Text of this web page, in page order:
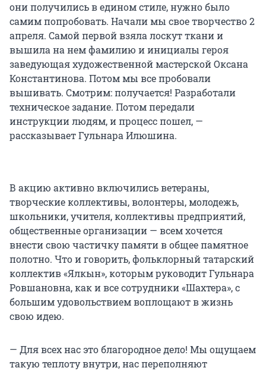
они получились в едином стиле, нужно было
самим попробовать. Начали мы свое творчество 2
апреля. Самой первой взяла лоскут ткани и
вышила на нем фамилию и инициалы героя
заведующая художественной мастерской Оксана
Константинова. Потом мы все пробовали
вышивать. Смотрим: получается! Разработали
техническое задание. Потом передали
инструкции людям, и процесс пошел, —
рассказывает Гульнара Илюшина.
В акцию активно включились ветераны,
творческие коллективы, волонтеры, молодежь,
школьники, учителя, коллективы предприятий,
общественные организации — всем хочется
внести свою частичку памяти в общее памятное
полотно. Что и говорить, фольклорный татарский
коллектив «Ялкын», которым руководит Гульнара
Ровшановна, как и все сотрудники «Шахтера», с
большим удовольствием воплощают в жизнь
свою идею.
— Для всех нас это благородное дело! Мы ощущаем
такую теплоту внутри, нас переполняют